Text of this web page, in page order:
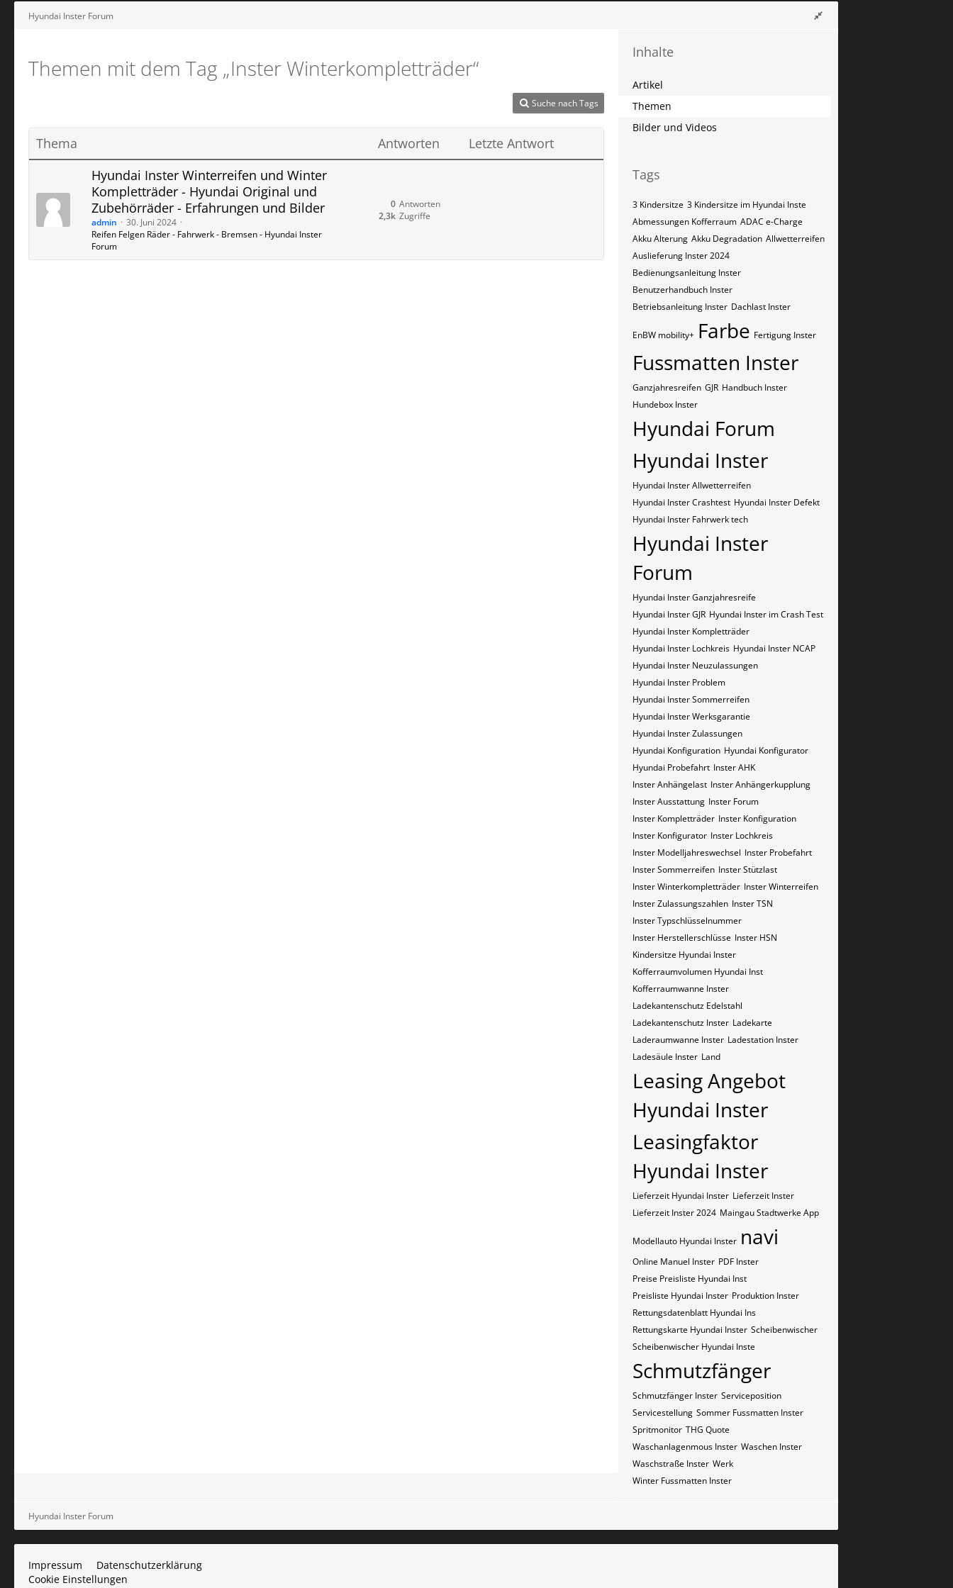
Hyundai Inster Forum
Themen mit dem Tag „Inster Winterkompletträder“
Suche nach Tags
Thema Antworten
Letzte Antwort
Hyundai Inster Winterreifen und Winter
Kompletträder - Hyundai Original und
Zubehörräder - Erfahrungen und Bilder
admin
30. Juni 2024
Reifen Felgen Räder - Fahrwerk - Bremsen - Hyundai Inster
Forum
Antworten
0
Zugriffe
2,3k
Inhalte
Artikel
Themen
Bilder und Videos
Tags
3 Kindersitze 3 Kindersitze im Hyundai Inste
Abmessungen Kofferraum ADAC e-Charge
Akku Alterung Akku Degradation Allwetterreifen
Auslieferung Inster 2024
Bedienungsanleitung Inster
Benutzerhandbuch Inster
Betriebsanleitung Inster Dachlast Inster
EnBW mobility+ Farbe Fertigung Inster
Fussmatten Inster
Ganzjahresreifen GJR Handbuch Inster
Hundebox Inster
Hyundai Forum
Hyundai Inster
Hyundai Inster Allwetterreifen
Hyundai Inster Crashtest Hyundai Inster Defekt
Hyundai Inster Fahrwerk tech
Hyundai Inster
Forum
Hyundai Inster Ganzjahresreife
Hyundai Inster GJR Hyundai Inster im Crash Test
Hyundai Inster Kompletträder
Hyundai Inster Lochkreis Hyundai Inster NCAP
Hyundai Inster Neuzulassungen
Hyundai Inster Problem
Hyundai Inster Sommerreifen
Hyundai Inster Werksgarantie
Hyundai Inster Zulassungen
Hyundai Konfiguration Hyundai Konfigurator
Hyundai Probefahrt Inster AHK
Inster Anhängelast Inster Anhängerkupplung
Inster Ausstattung Inster Forum
Inster Kompletträder Inster Konfiguration
Inster Konfigurator Inster Lochkreis
Inster Modelljahreswechsel Inster Probefahrt
Inster Sommerreifen Inster Stützlast
Inster Winterkompletträder Inster Winterreifen
Inster Zulassungszahlen Inster​​​​ TSN
Inster​​​​ Typschlüsselnummer
Inster​​​​​ Herstellerschlüsse Inster​​​​​ HSN
Kindersitze Hyundai Inster
Kofferraumvolumen Hyundai Inst
Kofferraumwanne Inster
Ladekantenschutz Edelstahl
Ladekantenschutz Inster Ladekarte
Laderaumwanne Inster Ladestation Inster
Ladesäule Inster Land
Leasing Angebot
Hyundai Inster
Leasingfaktor
Hyundai Inster
Lieferzeit Hyundai Inster Lieferzeit Inster
Lieferzeit Inster 2024 Maingau Stadtwerke App
Modellauto Hyundai Inster navi
Online Manuel Inster PDF Inster
Preise Preisliste Hyundai Inst
Preisliste Hyundai Inster Produktion Inster
Rettungsdatenblatt Hyundai Ins
Rettungskarte Hyundai Inster Scheibenwischer
Scheibenwischer Hyundai​ Inste
Schmutzfänger
Schmutzfänger Inster Serviceposition
Servicestellung Sommer Fussmatten Inster
Spritmonitor THG Quote
Waschanlagenmous Inster Waschen Inster
Waschstraße Inster Werk
Winter Fussmatten Inster
Hyundai Inster Forum
Impressum
Datenschutzerklärung
Cookie Einstellungen